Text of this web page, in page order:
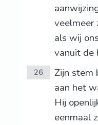
veelmeer
als wij
vanuit de
26
Zijn stem
aan het
Hij
eenmaal